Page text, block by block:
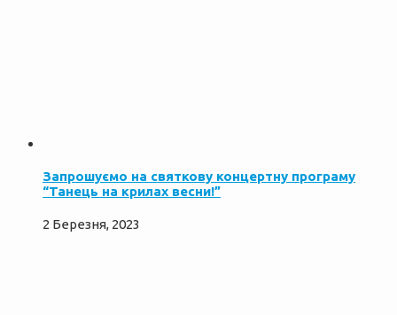
Запрошуємо на святкову концертну програму
“Танець на крилах весни!”
2 Березня, 2023